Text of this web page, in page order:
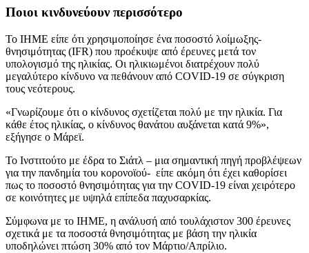
Ποιοι κινδυνεύουν περισσότερο
Το IHME είπε ότι χρησιμοποίησε ένα ποσοστό λοίμωξης-
θνησιμότητας (IFR) που προέκυψε από έρευνες μετά τον
υπολογισμό της ηλικίας. Οι ηλικιωμένοι διατρέχουν πολύ
μεγαλύτερο κίνδυνο να πεθάνουν από COVID-19 σε σύγκριση
τους νεότερους.
«Γνωρίζουμε ότι ο κίνδυνος σχετίζεται πολύ με την ηλικία. Για
κάθε έτος ηλικίας, ο κίνδυνος θανάτου αυξάνεται κατά 9%»,
εξήγησε ο Μάρεϊ.
Το Ινστιτούτο με έδρα το Σιάτλ – μια σημαντική πηγή προβλέψεων
για την πανδημία του κορονοϊού- είπε ακόμη ότι έχει καθορίσει
πως το ποσοστό θνησιμότητας για την COVID-19 είναι χειρότερο
σε κοινότητες με υψηλά επίπεδα παχυσαρκίας.
Σύμφωνα με το IHME, η ανάλυσή από τουλάχιστον 300 έρευνες
σχετικά με τα ποσοστά θνησιμότητας με βάση την ηλικία
υποδηλώνει πτώση 30% από τον Μάρτιο/Απρίλιο.